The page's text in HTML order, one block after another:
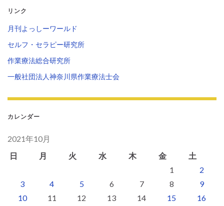
リンク
月刊よっしーワールド
セルフ・セラピー研究所
作業療法総合研究所
一般社団法人神奈川県作業療法士会
カレンダー
2021年10月
日
月 火 水 木 金
土
1
2
3
4 5 6 7 8
9
10
11 12 13 14 15
16